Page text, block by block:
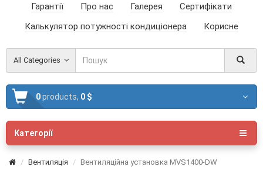
Гарантії
Про нас Галерея
Сертифікати
Калькулятор потужності кондиціонера
Корисне
All Categories
0products, 0 $
Категорії
Вентиляція Вентиляційна установка MVS1400-DW